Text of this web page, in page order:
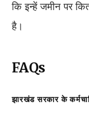
कि इन्हें जमीन पर
है।
FAQs
झारखंड सरकार के